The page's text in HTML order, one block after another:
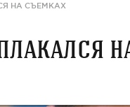
НА СЪЕМКАХ